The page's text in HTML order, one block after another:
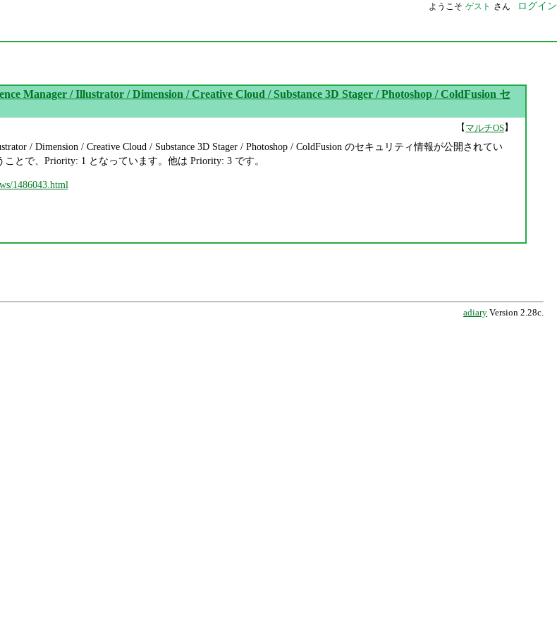
ようこそ ゲスト さん ログイン
Manager / Illustrator / Dimension / Creative Cloud / Substance 3D Stager / Photoshop / ColdFusion セ
【マルチOS】
/ Dimension / Creative Cloud / Substance 3D Stager / Photoshop / ColdFusion のセキュリティ情報が公開されてい
ことで、Priority: 1 となっています。他は Priority: 3 です。
1486043.html
adiary Version 2.28c.